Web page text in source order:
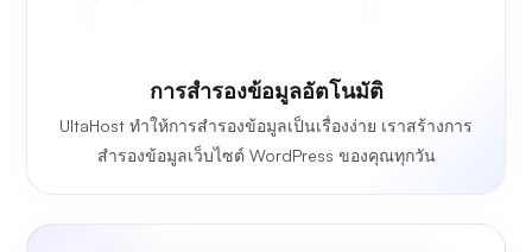
การสำรองข้อมูลอัตโนมัติ
UltaHost ทำให้การสำรองข้อมูลเป็นเรื่องง่าย เราสร้างการ
สำรองข้อมูลเว็บไซต์ WordPress ของคุณทุกวัน